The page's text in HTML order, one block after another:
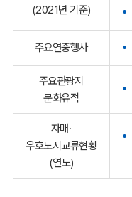
(2021년 기준)
주요연중행사
주요관광지
문화유적
자매·
우호도시교류현황
(연도)